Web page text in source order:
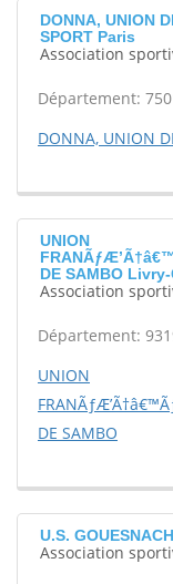
DONNA, UNION
SPORT Paris
Association
Département:
DONNA, UNION
UNION
DE SAMBO
Association
Département:
UNION
DE SAMBO
U.S.
Association